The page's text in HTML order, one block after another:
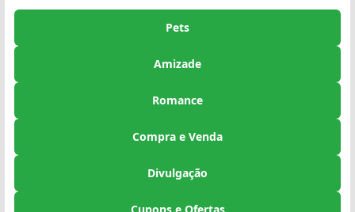
Pets
Amizade
Romance
Compra e Venda
Divulgação